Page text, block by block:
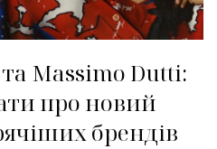
Massimo Dutti:
про новий
брендів